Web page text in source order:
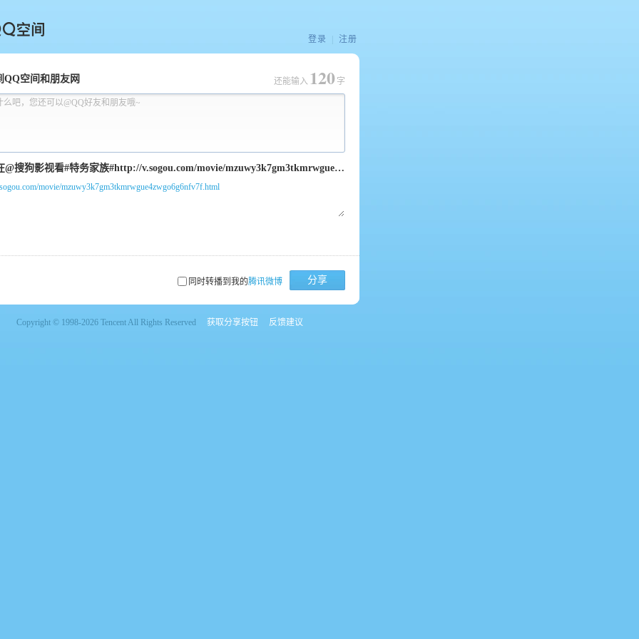
间
登录 注册
QQ空间和朋友网
么吧，您还可以@QQ好友和朋友哦~
还能输入 120 字
movie/mzuwy3k7gm3tkmrwgue4zwgo6g6nfv7f.html
同时转播到我的腾讯微博 分享
Copyright © 1998-2026 Tencent All Rights Reserved 获取分享按钮 反馈建议